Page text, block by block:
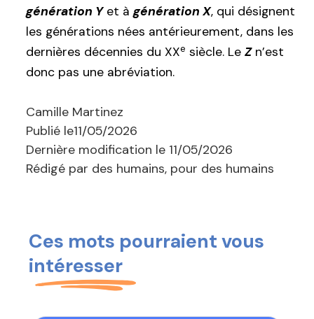
génération Yet à génération X, qui désignent
les générations nées antérieurement, dans les
dernières décennies du XXe siècle. Le Zn’est
donc pas une abréviation.
Camille Martinez
Publié le11/05/2026
Dernière modification le 11/05/2026
Rédigé par des humains, pour des humains
Ces mots pourraient vous
intéresser